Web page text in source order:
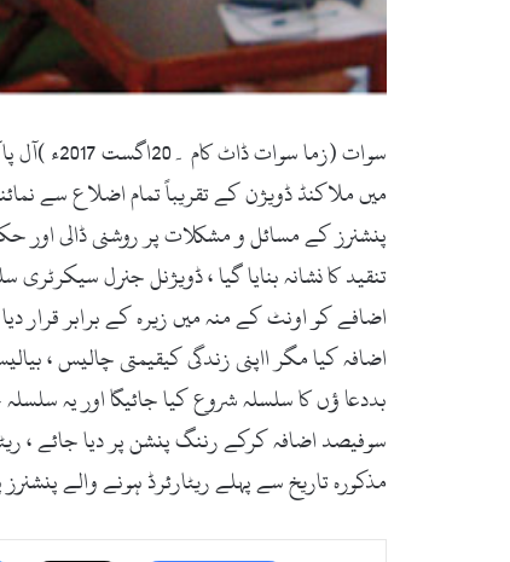
سوات
میں ملاکنڈ ڈویژن کے تقریباً تمام اضلاع سے
پنشنرز کے مسائل و مشکلات پر روشنی ڈالی
تنقید کا نشانہ بنایا گیا ، ڈویژنل جنرل
اضافے کو اونٹ کے منہ میں زیرہ کے برابر قرار
اضافہ کیا مگر ااپنی زندگی کیقیمتی چالیس
بددعا ؤں کا سلسلہ شروع کیا جائیگا اور یہ
سوفیصد اضافہ کرکے رننگ پنشن پر دیا جائے ،
مذکورہ تاریخ سے پہلے ریٹارئرڈ ہونے والے